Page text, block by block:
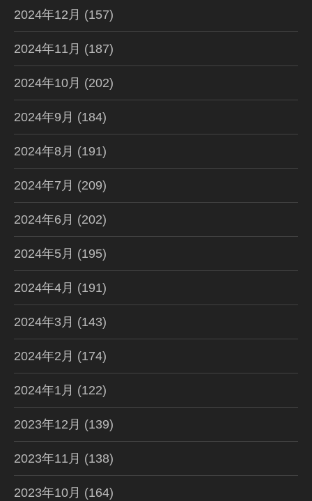
2024年12月 (157)
2024年11月 (187)
2024年10月 (202)
2024年9月 (184)
2024年8月 (191)
2024年7月 (209)
2024年6月 (202)
2024年5月 (195)
2024年4月 (191)
2024年3月 (143)
2024年2月 (174)
2024年1月 (122)
2023年12月 (139)
2023年11月 (138)
2023年10月 (164)